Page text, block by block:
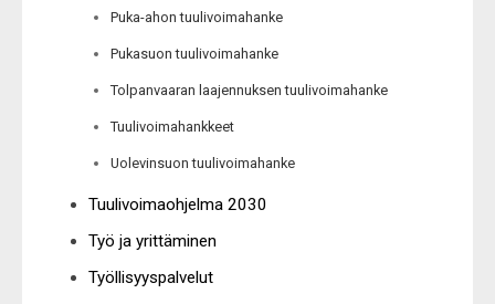
Puka-ahon tuulivoimahanke
Pukasuon tuulivoimahanke
Tolpanvaaran laajennuksen tuulivoimahanke
Tuulivoimahankkeet
Uolevinsuon tuulivoimahanke
Tuulivoimaohjelma 2030
Työ ja yrittäminen
Työllisyyspalvelut